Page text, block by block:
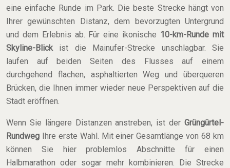
eine einfache Runde im Park. Die beste Strecke hängt von
Ihrer gewünschten Distanz, dem bevorzugten Untergrund
und dem Erlebnis ab. Für eine ikonische 10-km-Runde mit
Skyline-Blickist die Mainufer-Strecke unschlagbar. Sie
laufen auf beiden Seiten des Flusses auf einem
durchgehend flachen, asphaltierten Weg und überqueren
Brücken, die Ihnen immer wieder neue Perspektiven auf die
Stadt eröffnen.
Wenn Sie längere Distanzen anstreben, ist der Grüngürtel-
Rundweg Ihre erste Wahl. Mit einer Gesamtlänge von 68 km
können Sie hier problemlos Abschnitte für einen
Halbmarathon oder sogar mehr kombinieren. Die Strecke